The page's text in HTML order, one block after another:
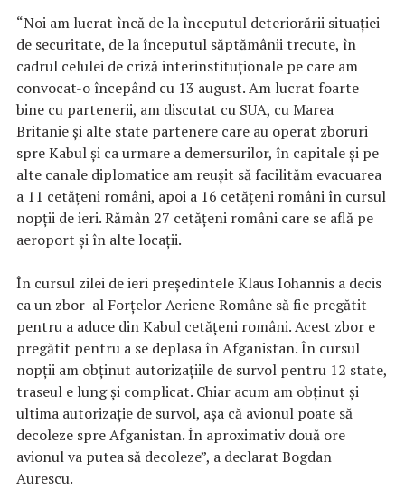
“Noi am lucrat încă de la începutul deteriorării situației
de securitate, de la începutul săptămânii trecute, în
cadrul celulei de criză interinstituționale pe care am
convocat-o începând cu 13 august. Am lucrat foarte
bine cu partenerii, am discutat cu SUA, cu Marea
Britanie și alte state partenere care au operat zboruri
spre Kabul și ca urmare a demersurilor, în capitale și pe
alte canale diplomatice am reușit să facilităm evacuarea
a 11 cetățeni români, apoi a 16 cetățeni români în cursul
nopții de ieri. Rămân 27 cetățeni români care se află pe
aeroport și în alte locații.
În cursul zilei de ieri președintele Klaus Iohannis a decis
ca un zbor al Forțelor Aeriene Române să fie pregătit
pentru a aduce din Kabul cetățeni români. Acest zbor e
pregătit pentru a se deplasa în Afganistan. În cursul
nopții am obținut autorizațiile de survol pentru 12 state,
traseul e lung și complicat. Chiar acum am obținut și
ultima autorizație de survol, așa că avionul poate să
decoleze spre Afganistan. În aproximativ două ore
avionul va putea să decoleze”, a declarat Bogdan
Aurescu.